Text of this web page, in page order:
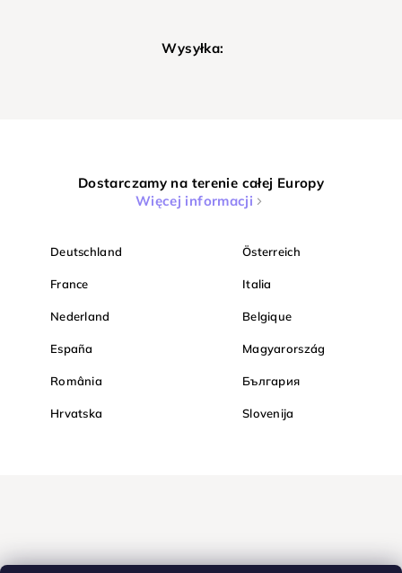
Wysyłka:
Dostarczamy na terenie całej Europy
Więcej informacji
Deutschland Österreich
France Italia
Nederland Belgique
España Magyarország
România България
Hrvatska Slovenija